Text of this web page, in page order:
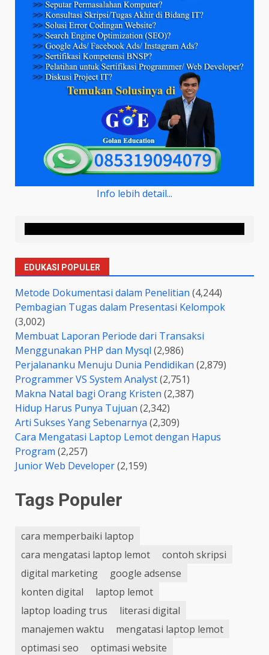
Info lebih detail...
EDUKASI POPULER
Metode Dokumentasi dalam Penelitian (4,244)
Pembagian Tugas dalam Presentasi Kelompok
(3,002)
Membuat Laporan Periode dari Transaksi
Menggunakan PHP dan Mysql (2,986)
Perjalananku Menuju Dunia Pendidikan (2,879)
Programmer VS System Analyst(2,751)
Makna Natal bagi Orang Kristen (2,387)
Hidup Harus Punya Tujuan (2,342)
Arti Sukses Yang Sebenarnya (2,309)
Cara Mengatasi Laptop Lemot dengan Hapus
Program (2,257)
Junior Web Developer(2,159)
Tags Populer
cara memperbaiki laptop
cara mengatasi laptop lemot
contoh skripsi
digital marketing
google adsense
konten digital
laptop lemot
laptop loading trus
literasi digital
manajemen waktu
mengatasi laptop lemot
optimasi seo
optimasi website